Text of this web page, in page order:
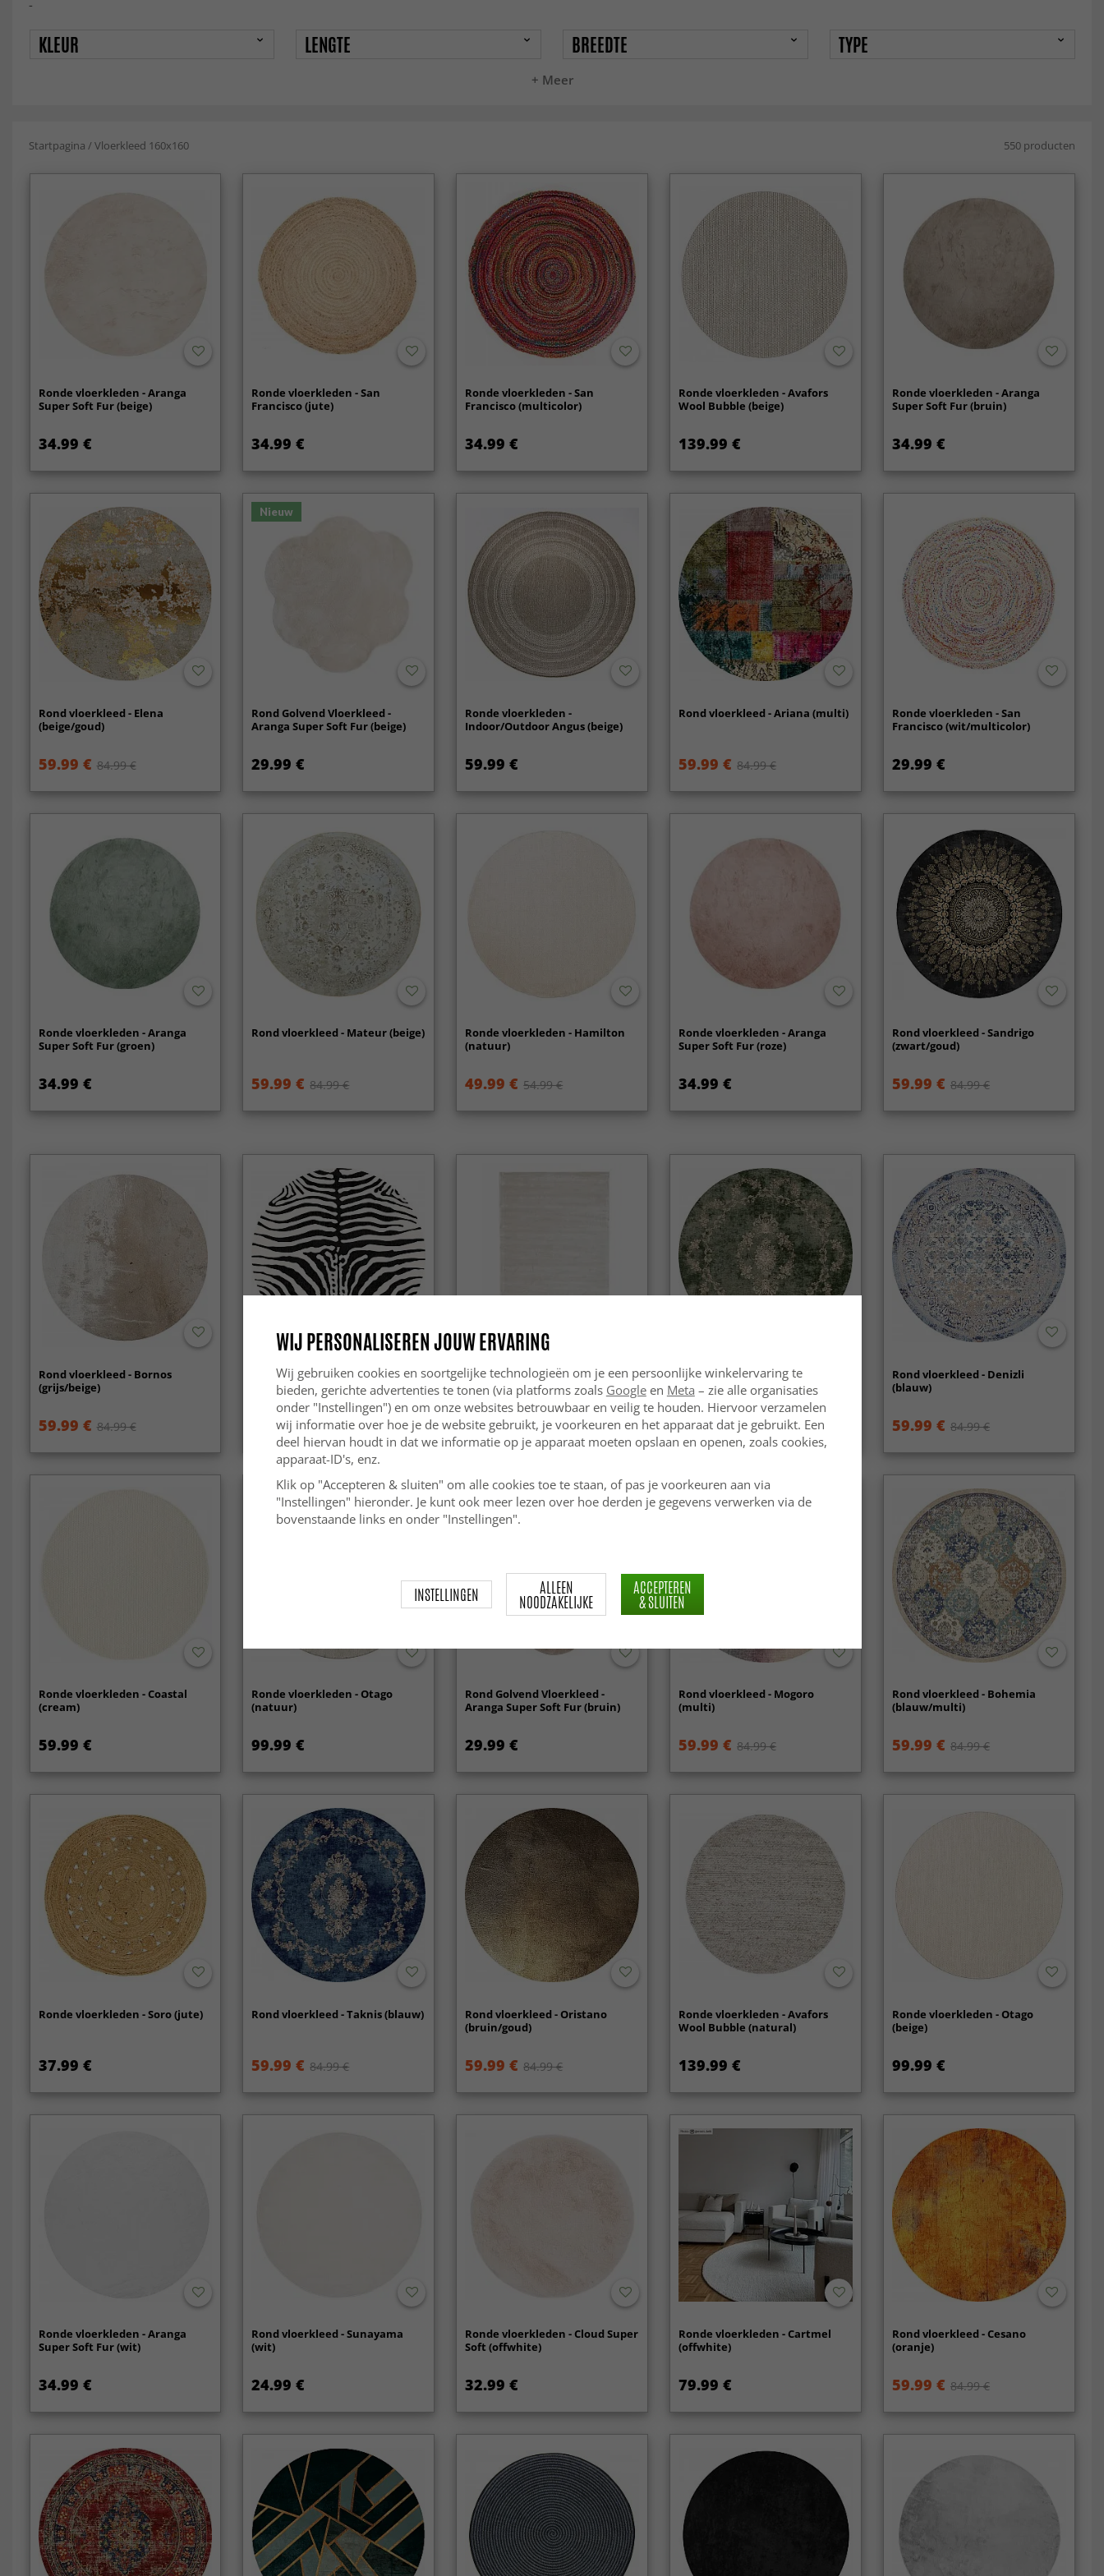
-
+ Meer
KLEUR LENGTE BREEDTE TYPE
Startpagina /Vloerkleed 160x160 550 producten
Ronde vloerkleden - Aranga
Super Soft Fur (beige)
34.99 €
Ronde vloerkleden - San
Francisco (jute)
34.99 €
Ronde vloerkleden - San
Francisco (multicolor)
34.99 €
Ronde vloerkleden - Avafors
Wool Bubble (beige)
139.99 €
Ronde vloerkleden - Aranga
Super Soft Fur (bruin)
34.99 €
Rond vloerkleed - Elena
(beige/goud)
59.99 € 84.99 €
Nieuw
Rond Golvend Vloerkleed -
Aranga Super Soft Fur (beige)
29.99 €
Ronde vloerkleden -
Indoor/Outdoor Angus (beige)
59.99 €
Rond vloerkleed - Ariana (multi)
59.99 € 84.99 €
Ronde vloerkleden - San
Francisco (wit/multicolor)
29.99 €
Ronde vloerkleden - Aranga
Super Soft Fur (groen)
34.99 €
Rond vloerkleed - Mateur (beige)
59.99 € 84.99 €
Ronde vloerkleden - Hamilton
(natuur)
49.99 € 54.99 €
Ronde vloerkleden - Aranga
Super Soft Fur (roze)
34.99 €
Rond vloerkleed - Sandrigo
(zwart/goud)
59.99 € 84.99 €
Rond vloerkleed - Bornos
(grijs/beige)
59.99 € 84.99 €
Rond vloerkleed - Zebra
(zwart/wit)
59.99 € 84.99 €
Viscose-vloerkleed - Jodhpur
Special Luxury Edition (offwhite)
159 € 199 €
Rond vloerkleed - Taknis (groen)
59.99 € 84.99 €
Rond vloerkleed - Denizli
(blauw)
59.99 € 84.99 €
Ronde vloerkleden - Coastal
(cream)
59.99 €
Ronde vloerkleden - Otago
(natuur)
99.99 €
Nieuw
Rond Golvend Vloerkleed -
Aranga Super Soft Fur (bruin)
29.99 €
Rond vloerkleed - Mogoro
(multi)
59.99 € 84.99 €
Rond vloerkleed - Bohemia
(blauw/multi)
59.99 € 84.99 €
Ronde vloerkleden - Soro (jute)
37.99 €
Rond vloerkleed - Taknis (blauw)
59.99 € 84.99 €
Rond vloerkleed - Oristano
(bruin/goud)
59.99 € 84.99 €
Ronde vloerkleden - Avafors
Wool Bubble (natural)
139.99 €
Ronde vloerkleden - Otago
(beige)
99.99 €
Ronde vloerkleden - Aranga
Super Soft Fur (wit)
34.99 €
Rond vloerkleed - Sunayama
(wit)
24.99 €
Ronde vloerkleden - Cloud Super
Soft (offwhite)
32.99 €
Ronde vloerkleden - Cartmel
(offwhite)
79.99 €
Rond vloerkleed - Cesano
(oranje)
59.99 € 84.99 €
WIJ PERSONALISEREN JOUW ERVARING
Wij gebruiken cookies en soortgelijke technologieën om je een persoonlijke winkelervaring te
bieden, gerichte advertenties te tonen (via platforms zoals Googleen Meta – zie alle organisaties
onder "Instellingen") en om onze websites betrouwbaar en veilig te houden. Hiervoor verzamelen
wij informatie over hoe je de website gebruikt, je voorkeuren en het apparaat dat je gebruikt. Een
deel hiervan houdt in dat we informatie op je apparaat moeten opslaan en openen, zoals cookies,
apparaat-ID's, enz.
Klik op "Accepteren & sluiten" om alle cookies toe te staan, of pas je voorkeuren aan via
"Instellingen" hieronder. Je kunt ook meer lezen over hoe derden je gegevens verwerken via de
bovenstaande links en onder "Instellingen".
INSTELLINGEN ALLEEN
NOODZAKELIJKE
ACCEPTEREN
& SLUITEN